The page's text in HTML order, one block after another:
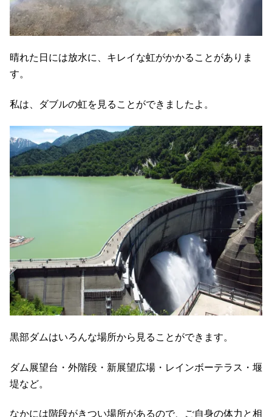
晴れた日には放水に、キレイな虹がかかることがありま
す。
私は、ダブルの虹を見ることができましたよ。
黒部ダムはいろんな場所から見ることができます。
ダム展望台・外階段・新展望広場・レインボーテラス・堰
堤など。
なかには階段がきつい場所があるので、ご自身の体力と相